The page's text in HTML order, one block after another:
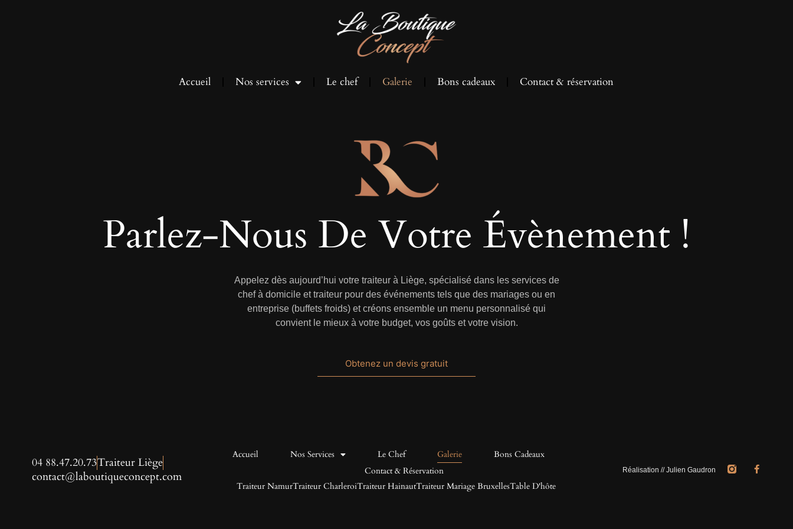
Accueil Nos services Le chef Galerie Bons cadeaux Contact & réservation
Parlez-Nous De Votre Évènement !
Appelez dès aujourd’hui votre traiteur à Liège, spécialisé dans les services de
chef à domicile et traiteur pour des événements tels que des mariages ou en
entreprise (buffets froids) et créons ensemble un menu personnalisé qui
convient le mieux à votre budget, vos goûts et votre vision.
Obtenez un devis gratuit
04 88.47.20.73Traiteur Liège
contact@laboutiqueconcept.com
Accueil Nos Services Le Chef Galerie
Bons Cadeaux
Contact & Réservation
Traiteur NamurTraiteur CharleroiTraiteur HainautTraiteur Mariage BruxellesTable D'hôte
Réalisation // Julien Gaudron